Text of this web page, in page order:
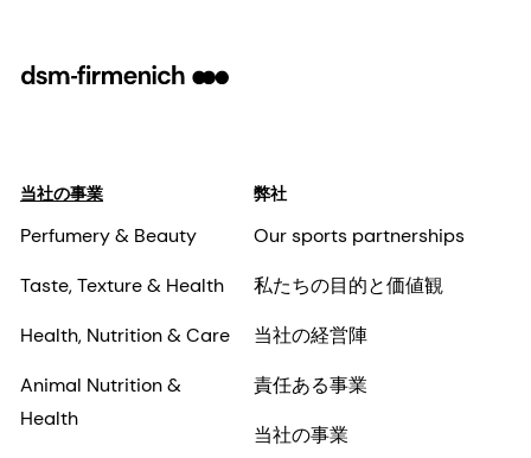
当社の事業
Perfumery & Beauty
Taste, Texture & Health
Health, Nutrition & Care
Animal Nutrition &
Health
弊社
Our sports partnerships
私たちの目的と価値観
当社の経営陣
責任ある事業
当社の事業